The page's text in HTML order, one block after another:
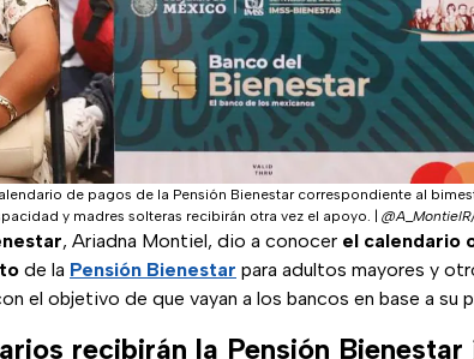
de pagos de la Pensión Bienestar correspondiente al
y madres solteras recibirán otra vez el apoyo.
, Ariadna Montiel, dio a conocer el calendario
de la Pensión Bienestar para adultos mayores y
el objetivo de que vayan a los bancos en base a su
recibirán la Pensión